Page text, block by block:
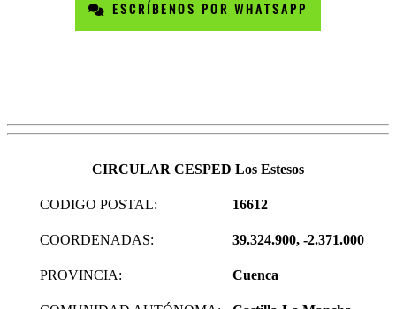
ESCRÍBENOS POR WHATSAPP
CIRCULAR CESPED Los Estesos
CODIGO POSTAL: 16612
COORDENADAS: 39.324.900, -2.371.000
PROVINCIA: Cuenca